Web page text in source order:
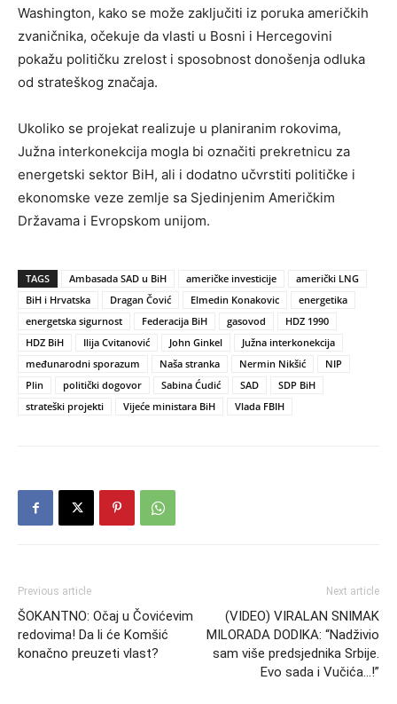
Washington, kako se može zaključiti iz poruka američkih
zvaničnika, očekuje da vlasti u Bosni i Hercegovini
pokažu političku zrelost i sposobnost donošenja odluka
od strateškog značaja.
Ukoliko se projekat realizuje u planiranim rokovima,
Južna interkonekcija mogla bi označiti prekretnicu za
energetski sektor BiH, ali i dodatno učvrstiti političke i
ekonomske veze zemlje sa Sjedinjenim Američkim
Državama i Evropskom unijom.
TAGS Ambasada SAD u BiH američke investicije
američki LNG
BiH i Hrvatska
Dragan Čović Elmedin Konakovic
energetika
energetska sigurnost
Federacija BiH gasovod
HDZ 1990
HDZ BiH
Ilija Cvitanović John Ginkel
Južna interkonekcija
međunarodni sporazum
Naša stranka Nermin Nikšić
NIP
Plin
politički dogovor Sabina Ćudić SAD
SDP BiH
strateški projekti
Vijeće ministara BiH Vlada FBIH
Previous article
ŠOKANTNO: Očaj u Čovićevim
redovima! Da li će Komšić
konačno preuzeti vlast?
Next article
(VIDEO) VIRALAN SNIMAK
MILORADA DODIKA: “Nadživio
sam više predsjednika Srbije.
Evo sada i Vučića…!”